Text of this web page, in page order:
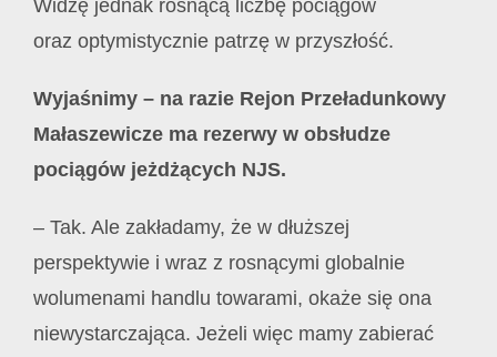
Widzę jednak rosnącą liczbę pociągów
oraz optymistycznie patrzę w przyszłość.
Wyjaśnimy – na razie Rejon Przeładunkowy
Małaszewicze ma rezerwy w obsłudze
pociągów jeżdżących NJS.
– Tak. Ale zakładamy, że w dłuższej
perspektywie i wraz z rosnącymi globalnie
wolumenami handlu towarami, okaże się ona
niewystarczająca. Jeżeli więc mamy zabierać